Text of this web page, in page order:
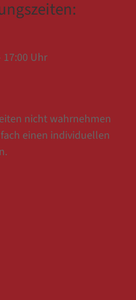
17:00 Uhr
nicht wahrnehmen
einen individuellen